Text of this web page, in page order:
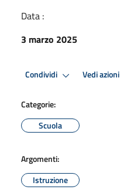
Data :
3 marzo 2025
Condividi Vedi azioni
Categorie:
Scuola
Argomenti:
Istruzione